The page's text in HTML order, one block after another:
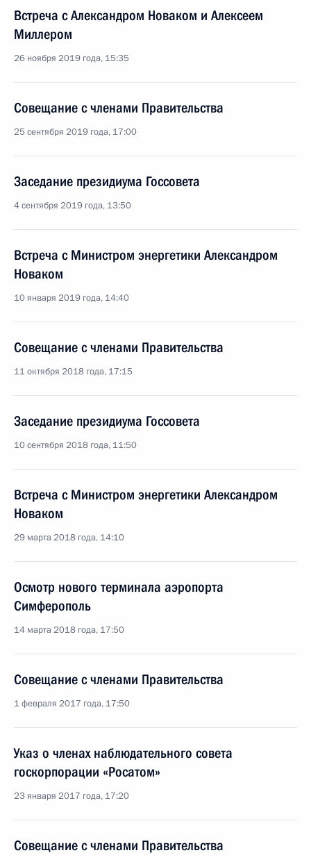
Встреча с Александром Новаком и Алексеем
Миллером
26 ноября 2019 года, 15:35
Совещание с членами Правительства
25 сентября 2019 года, 17:00
Заседание президиума Госсовета
4 сентября 2019 года, 13:50
Встреча с Министром энергетики Александром
Новаком
10 января 2019 года, 14:40
Совещание с членами Правительства
11 октября 2018 года, 17:15
Заседание президиума Госсовета
10 сентября 2018 года, 11:50
Встреча с Министром энергетики Александром
Новаком
29 марта 2018 года, 14:10
Осмотр нового терминала аэропорта
Симферополь
14 марта 2018 года, 17:50
Совещание с членами Правительства
1 февраля 2017 года, 17:50
Указ о членах наблюдательного совета
госкорпорации «Росатом»
23 января 2017 года, 17:20
Совещание с членами Правительства